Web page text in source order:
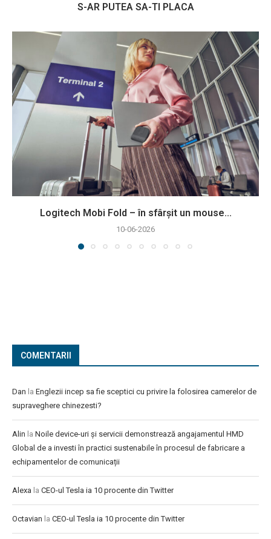
S-AR PUTEA SA-TI PLACA
Logitech Mobi Fold – în sfârșit un mouse...
10-06-2026
COMENTARII
Dan la Englezii incep sa fie sceptici cu privire la folosirea camerelor de
supraveghere chinezesti?
Alin la Noile device-uri și servicii demonstrează angajamentul HMD
Global de a investi în practici sustenabile în procesul de fabricare a
echipamentelor de comunicații
Alexa la CEO-ul Tesla ia 10 procente din Twitter
Octavian la CEO-ul Tesla ia 10 procente din Twitter